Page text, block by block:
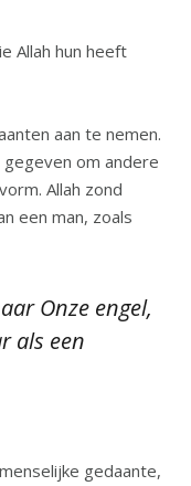
Allah hun heeft
aan te nemen.
om andere
Allah zond
een man, zoals
Onze engel,
als een
gedaante,